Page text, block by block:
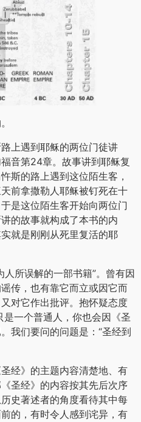
上遇到耶稣的两位门徒讲
音第24章。故事讲到耶稣复
斯的路上遇到这位陌生客，
前拿撒勒人耶稣被钉死在十
是这位陌生客开始向两位门
的故事就构成了本书的内
就是刚刚从死里复活的耶
人所误解的一部书籍”。曾有因
传，也有靠它而立或因它而
对它作出批评。抱怀疑态度
一个普通人，你也会因《圣
我们要问的问题是：“圣经到
经》的主题内容清楚地、有
圣经》的内容按其先后次序
史著述者的角度看待其中每
的，有时令人感到诧异，有